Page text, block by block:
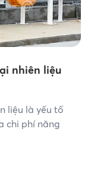
nhiên liệu
liệu là yếu tố
chi phí năng
liệu truyền